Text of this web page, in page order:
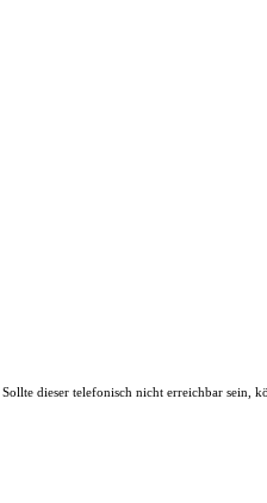
. Sollte dieser telefonisch nicht erreichbar sein,